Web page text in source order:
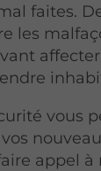
faites.
les
vous
appel à